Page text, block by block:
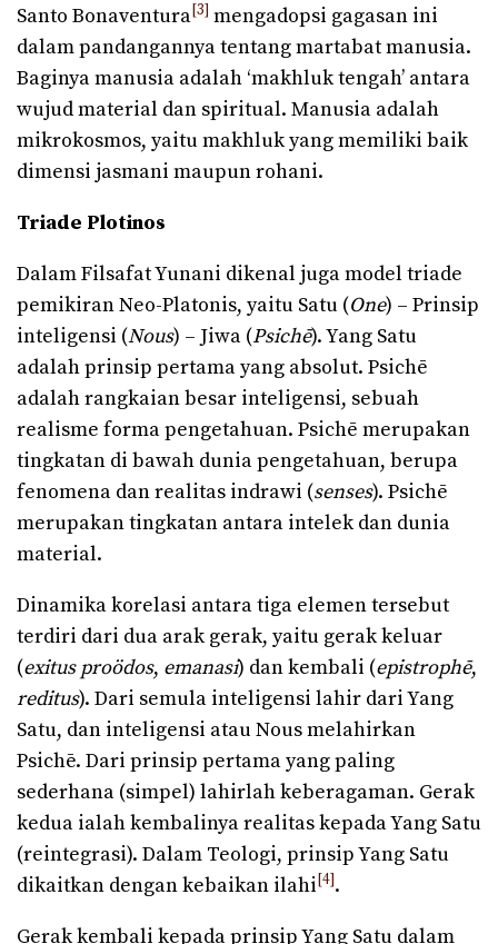
Santo Bonaventura[3] mengadopsi gagasan ini
dalam pandangannya tentang martabat manusia.
Baginya manusia adalah ‘makhluk tengah’ antara
wujud material dan spiritual. Manusia adalah
mikrokosmos, yaitu makhluk yang memiliki baik
dimensi jasmani maupun rohani.
Triade Plotinos
Dalam Filsafat Yunani dikenal juga model triade
pemikiran Neo-Platonis, yaitu Satu (One) – Prinsip
inteligensi (Nous) – Jiwa (Psichē). Yang Satu
adalah prinsip pertama yang absolut. Psichē
adalah rangkaian besar inteligensi, sebuah
realisme forma pengetahuan. Psichē merupakan
tingkatan di bawah dunia pengetahuan, berupa
fenomena dan realitas indrawi (senses). Psichē
merupakan tingkatan antara intelek dan dunia
material.
Dinamika korelasi antara tiga elemen tersebut
terdiri dari dua arak gerak, yaitu gerak keluar
(exitus proödos, emanasi) dan kembali (epistrophē,
reditus). Dari semula inteligensi lahir dari Yang
Satu, dan inteligensi atau Nous melahirkan
Psichē. Dari prinsip pertama yang paling
sederhana (simpel) lahirlah keberagaman. Gerak
kedua ialah kembalinya realitas kepada Yang Satu
(reintegrasi). Dalam Teologi, prinsip Yang Satu
dikaitkan dengan kebaikan ilahi [4].
Gerak kembali kepada prinsip Yang Satu dalam